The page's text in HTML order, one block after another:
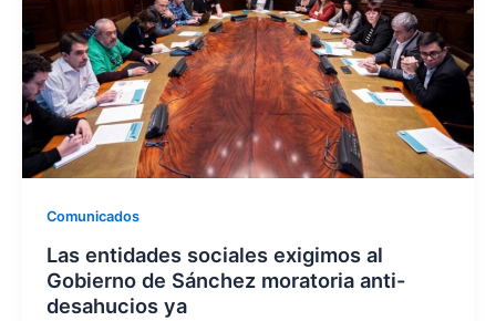
Comunicados
Las entidades sociales exigimos al
Gobierno de Sánchez moratoria anti-
desahucios ya